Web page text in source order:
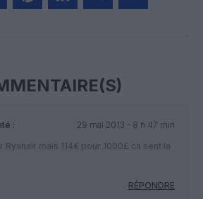
:
29 mai 2013 - 8 h 47 min
Ryanair mais 114€ pour 1000£ ca sent la
RÉPONDRE